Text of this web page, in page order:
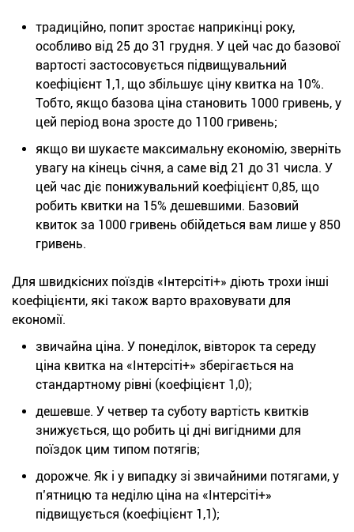
традиційно, попит зростає наприкінці року,
особливо від 25 до 31 грудня. У цей час до базової
вартості застосовується підвищувальний
коефіцієнт 1,1, що збільшує ціну квитка на 10%.
Тобто, якщо базова ціна становить 1000 гривень, у
цей період вона зросте до 1100 гривень;
якщо ви шукаєте максимальну економію, зверніть
увагу на кінець січня, а саме від 21 до 31 числа. У
цей час діє понижувальний коефіцієнт 0,85, що
робить квитки на 15% дешевшими. Базовий
квиток за 1000 гривень обійдеться вам лише у 850
гривень.
Для швидкісних поїздів «Інтерсіті+» діють трохи інші
коефіцієнти, які також варто враховувати для
економії.
звичайна ціна. У понеділок, вівторок та середу
ціна квитка на «Інтерсіті+» зберігається на
стандартному рівні (коефіцієнт 1,0);
дешевше. У четвер та суботу вартість квитків
знижується, що робить ці дні вигідними для
поїздок цим типом потягів;
дорожче. Як і у випадку зі звичайними потягами, у
п’ятницю та неділю ціна на «Інтерсіті+»
підвищується (коефіцієнт 1,1);